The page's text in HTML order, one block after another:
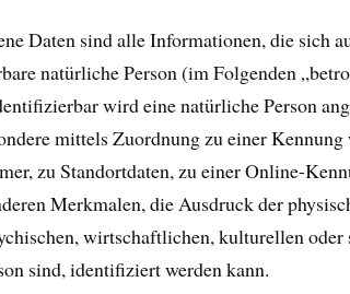
Daten sind alle Informationen, die sich
natürliche Person (im Folgenden
wird eine natürliche Person
mittels Zuordnung zu einer
zu Standortdaten, zu einer Online-
Merkmalen, die Ausdruck der
wirtschaftlichen, kulturellen
sind, identifiziert werden kann.